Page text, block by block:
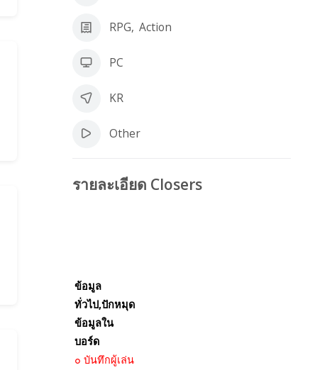
RPG, Action
PC
KR
Other
รายละเอียด Closers
ข้อมูล
ทั่วไป,ปักหมุด
ข้อมูลใน
บอร์ด
๐ บันทึกผู้เล่น